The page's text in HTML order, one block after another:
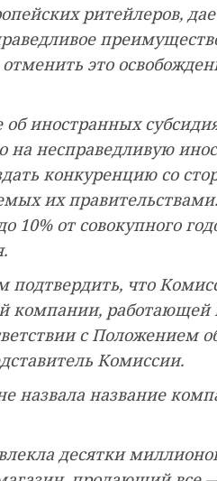
ритейлеров,
это
иностранных
на несправедливую
конкуренцию со
их
10% от совокупного
что
компании, работающей
с Положением
Комиссии.
назвала название
десятки